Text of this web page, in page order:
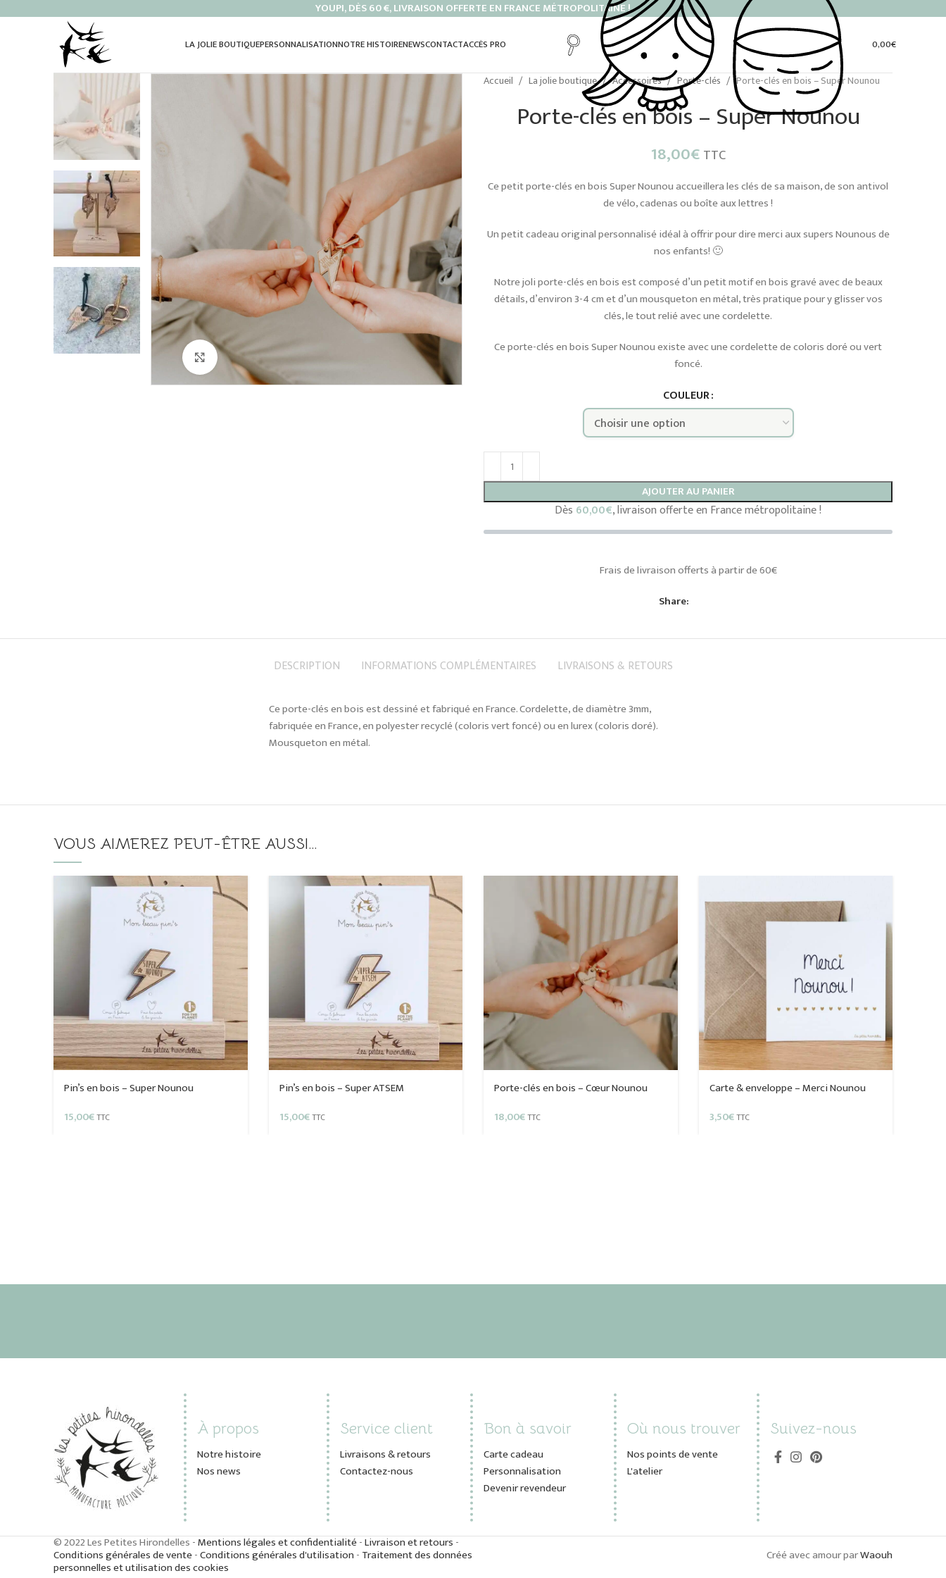
YOUPI, DÈS 60 €, LIVRAISON OFFERTE EN FRANCE MÉTROPOLITAINE !
LA JOLIE BOUTIQUEPERSONNALISATIONNOTRE HISTOIRENEWSCONTACTACCÈS PRO 0,00€
Cliquez pour agrandir
Accueil La jolie boutique Accessoires Porte-clés Porte-clés en bois – Super Nounou
Porte-clés en bois – Super Nounou
18,00€ TTC
Ce petit porte-clés en bois Super Nounou accueillera les clés de sa maison, de son antivol
de vélo, cadenas ou boîte aux lettres !
Un petit cadeau original personnalisé idéal à offrir pour dire merci aux supers Nounous de
nos enfants! 🙂
Notre joli porte-clés en bois est composé d’un petit motif en bois gravé avec de beaux
détails, d’environ 3-4 cm et d’un mousqueton en métal, très pratique pour y glisser vos
clés, le tout relié avec une cordelette.
Ce porte-clés en bois Super Nounou existe avec une cordelette de coloris doré ou vert
foncé.
COULEUR
AJOUTER AU PANIER
Dès 60,00€, livraison offerte en France métropolitaine !
Frais de livraison offerts à partir de 60€
Share:
DESCRIPTION INFORMATIONS COMPLÉMENTAIRES LIVRAISONS & RETOURS
Ce porte-clés en bois est dessiné et fabriqué en France. Cordelette, de diamètre 3mm,
fabriquée en France, en polyester recyclé (coloris vert foncé) ou en lurex (coloris doré).
Mousqueton en métal.
VOUS AIMEREZ PEUT-ÊTRE AUSSI…
Pin’s en bois – Super Nounou
15,00€TTC
Pin’s en bois – Super ATSEM
15,00€TTC
Porte-clés en bois – Cœur Nounou
18,00€TTC
Carte & enveloppe – Merci Nounou
3,50€TTC
À propos
Notre histoire
Nos news
Service client
Livraisons & retours
Contactez-nous
Bon à savoir
Carte cadeau
Personnalisation
Devenir revendeur
Où nous trouver
Nos points de vente
L'atelier
Suivez-nous
© 2022 Les Petites Hirondelles -Mentions légales et confidentialité-Livraison et retours-
Conditions générales de vente-Conditions générales d'utilisation - Traitement des données
personnelles et utilisation des cookies
Créé avec amour parWaouh